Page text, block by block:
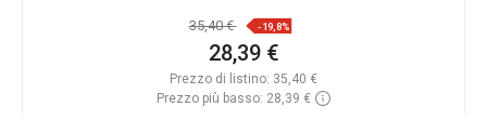
35,40 € -19,8%
28,39 €
Prezzo di listino: 35,40 €
Prezzo più basso: 28,39 €